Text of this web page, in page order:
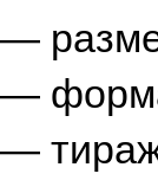
—
—
—